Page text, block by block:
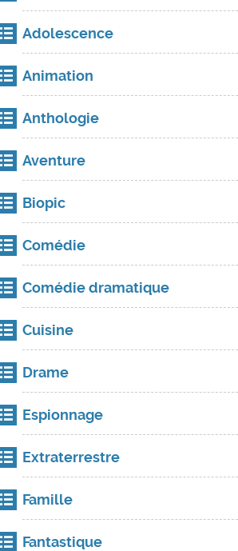
Adolescence
Animation
Anthologie
Aventure
Biopic
Comédie
Comédie dramatique
Cuisine
Drame
Espionnage
Extraterrestre
Famille
Fantastique